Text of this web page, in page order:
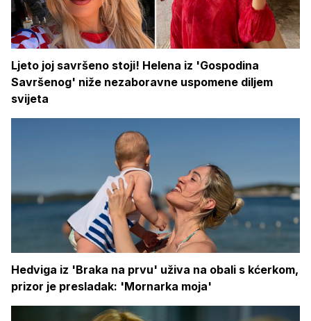
Ljeto joj savršeno stoji! Helena iz 'Gospodina
Savršenog' niže nezaboravne uspomene diljem
svijeta
Hedviga iz 'Braka na prvu' uživa na obali s kćerkom,
prizor je presladak: 'Mornarka moja'